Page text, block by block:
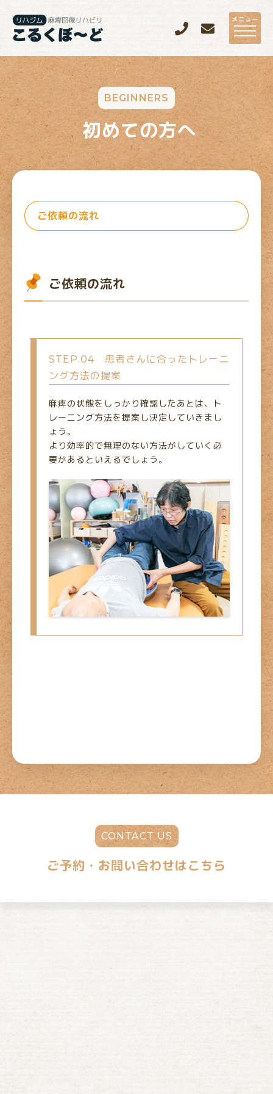
メニュー
BEGINNERS
初めての方へ
ご依頼の流れ
ご依頼の流れ
STEP.04 患者さんに合ったトレーニ
ング方法の提案
麻痺の状態をしっかり確認したあとは、ト
レーニング方法を提案し決定していきまし
ょう。
より効率的で無理のない方法がしていく必
要があるといえるでしょう。
CONTACT US
ご予約・お問い合わせはこちら